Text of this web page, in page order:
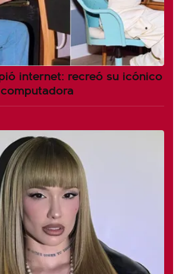
internet: recreó su icónico